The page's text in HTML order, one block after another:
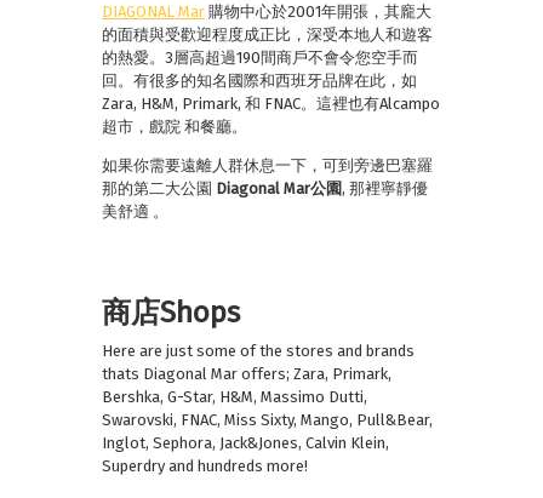
DIAGONAL Mar 購物中心於2001年開張，其龐大
的面積與受歡迎程度成正比，深受本地人和遊客
的熱愛。3層高超過190間商戶不會令您空手而
回。有很多的知名國際和西班牙品牌在此，如
Zara, H&M, Primark, 和 FNAC。這裡也有Alcampo
超市，戲院 和餐廳。
如果你需要遠離人群休息一下，可到旁邊巴塞羅
那的第二大公園 Diagonal Mar公園 , 那裡寧靜優
美舒適 。
商店Shops
Here are just some of the stores and brands
thats Diagonal Mar offers; Zara, Primark,
Bershka, G-Star, H&M, Massimo Dutti,
Swarovski, FNAC, Miss Sixty, Mango, Pull&Bear,
Inglot, Sephora, Jack&Jones, Calvin Klein,
Superdry and hundreds more!